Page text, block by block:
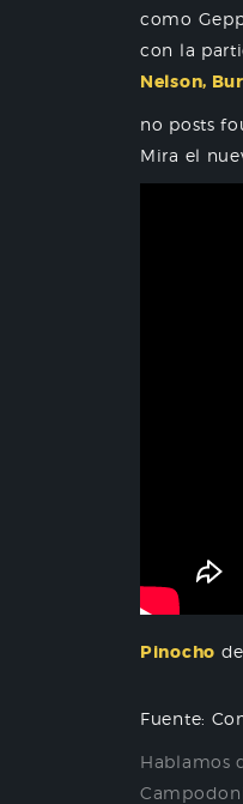
como
con la
Nelson,
no posts
Mira el
Pinocho de
Fuente:
Hablamos